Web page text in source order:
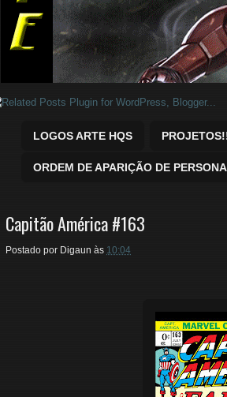
Quadrinhos Marvel e DC para baixar.
LOGOS ARTE HQS
ORDEM DE APARIÇÃO DE
Capitão América #163
Postado por Digaun às 10:04